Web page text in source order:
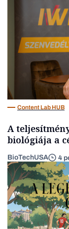
Content Lab HUB
A
biológiája a
BioTechUSA 4